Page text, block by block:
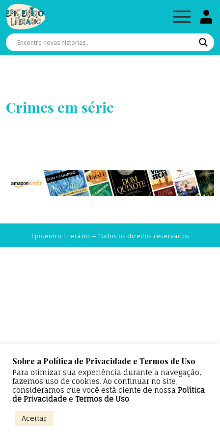
Crimes em série
Epicentro Literário — Todos os direitos reservados
Sobre a Política de Privacidade e Termos de Uso
Para otimizar sua experiência durante a navegação,
fazemos uso de cookies. Ao continuar no site,
consideramos que você está ciente de nossa Política
de Privacidade e Termos de Uso.
Aceitar